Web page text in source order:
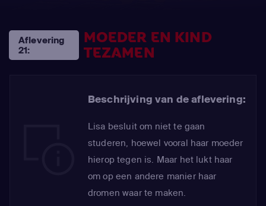
Aflevering
21:
MOEDER EN KIND
TEZAMEN
Beschrijving van de aflevering:
Lisa besluit om niet te gaan
studeren, hoewel vooral haar moeder
hierop tegen is. Maar het lukt haar
om op een andere manier haar
dromen waar te maken.